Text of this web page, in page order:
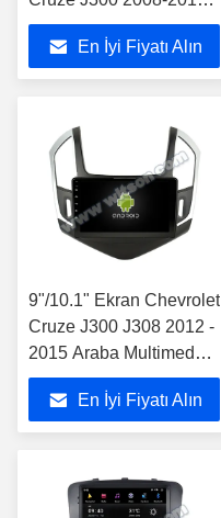
Araba Multimedya
Stereo GPS Carplay
Oynatıcı
En İyi Fiyatı Alın
9"/10.1" Ekran Chevrolet
Cruze J300 J308 2012 -
2015 Araba Multimedya
Stereo Araba Stereosu
En İyi Fiyatı Alın